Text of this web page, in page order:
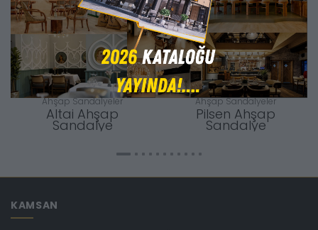
Ahşap Sandalyeler
Altai Ahşap
Sandalye
Ahşap Sandalyeler
Pilsen Ahşap
Sandalye
KAMSAN